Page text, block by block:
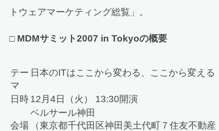
トウェアマーケティング総覧」。
□ MDMサミット2007 in Tokyoの概要
テー
マ
日本のITはここから変わる、ここから変える
日時12月4日（火） 13:30開演
会場
ベルサール神田
（東京都千代田区神田美土代町７住友不動産